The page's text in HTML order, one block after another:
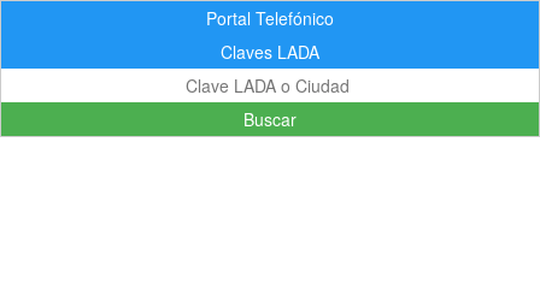
Portal Telefónico
Claves LADA
Buscar